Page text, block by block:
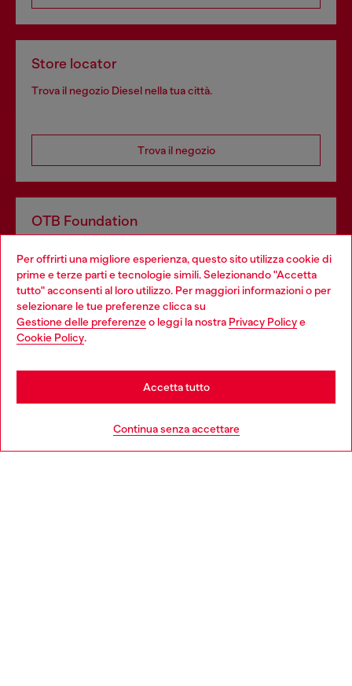
Per offrirti una migliore esperienza, questo sito utilizza cookie di
prime e terze parti e tecnologie simili. Selezionando "Accetta
tutto" acconsenti al loro utilizzo. Per maggiori informazioni o per
selezionare le tue preferenze clicca su
Gestione delle preferenzeo leggi la nostra Privacy Policye
Cookie Policy.
Continua senza accettare
Accetta tutto
Store locator
Trova il negozio Diesel nella tua città.
Trova il negozio
OTB Foundation
profit del gruppo OTB che sostiene progetti concreti per
giovani, donne, inclusione ed emergenze in tutto il mondo.
Choose your location
You are currently browsing Italia website, but it seems you may
be based in United States